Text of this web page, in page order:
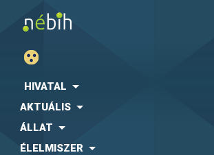
HIVATAL
AKTUÁLIS
ÁLLAT
ÉLELMISZER